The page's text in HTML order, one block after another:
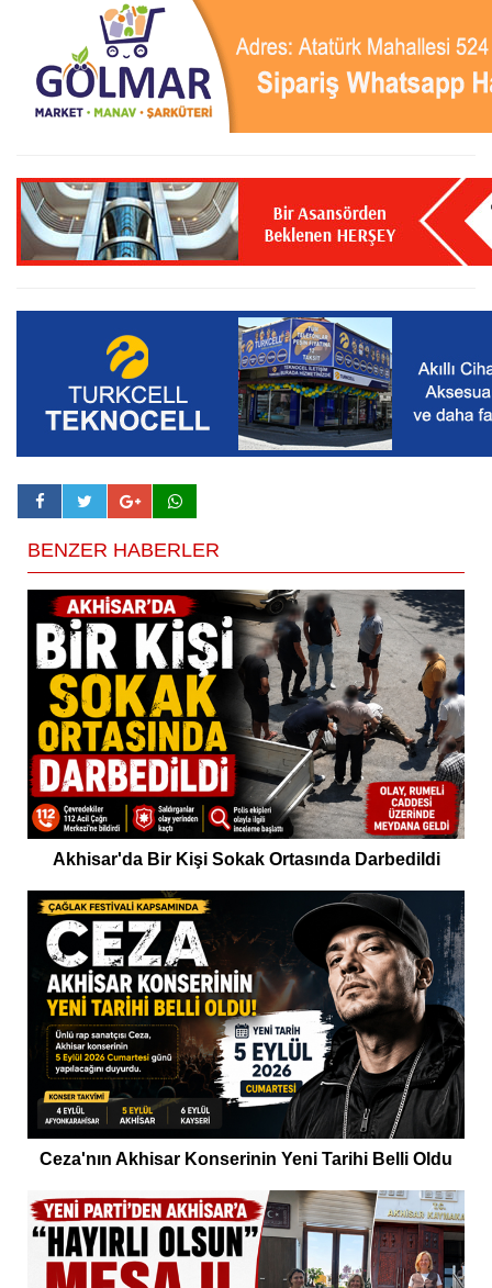
BENZER HABERLER
Akhisar'da Bir Kişi Sokak Ortasında Darbedildi
Ceza'nın Akhisar Konserinin Yeni Tarihi Belli Oldu